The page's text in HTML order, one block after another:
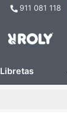
911 081 118
Libretas